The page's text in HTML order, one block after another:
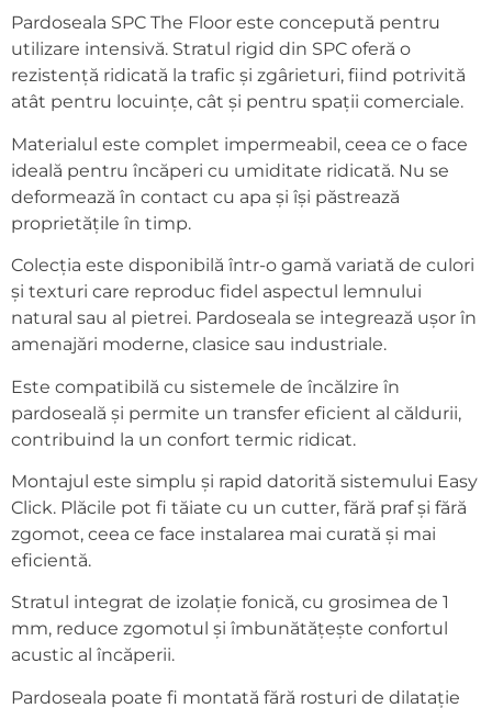
Pardoseala SPC The Floor este concepută pentru
utilizare intensivă. Stratul rigid din SPC oferă o
rezistență ridicată la trafic și zgârieturi, fiind potrivită
atât pentru locuințe, cât și pentru spații comerciale.
Materialul este complet impermeabil, ceea ce o face
ideală pentru încăperi cu umiditate ridicată. Nu se
deformează în contact cu apa și își păstrează
proprietățile în timp.
Colecția este disponibilă într-o gamă variată de culori
și texturi care reproduc fidel aspectul lemnului
natural sau al pietrei. Pardoseala se integrează ușor în
amenajări moderne, clasice sau industriale.
Este compatibilă cu sistemele de încălzire în
pardoseală și permite un transfer eficient al căldurii,
contribuind la un confort termic ridicat.
Montajul este simplu și rapid datorită sistemului Easy
Click. Plăcile pot fi tăiate cu un cutter, fără praf și fără
zgomot, ceea ce face instalarea mai curată și mai
eficientă.
Stratul integrat de izolație fonică, cu grosimea de 1
mm, reduce zgomotul și îmbunătățește confortul
acustic al încăperii.
Pardoseala poate fi montată fără rosturi de dilatație